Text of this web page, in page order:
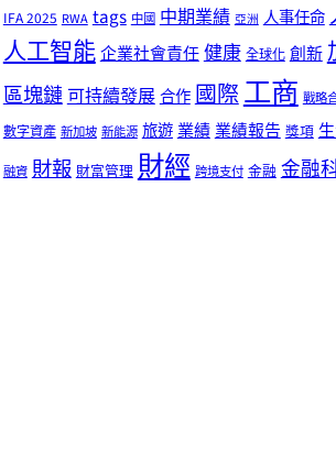
IFA 2025 RWA tags 中國 中期業績 亞洲 人事任命
人工智能企業社會責任健康 全球化 創新
區塊鏈可持續發展合作國際工商 戰略
數字資產 新加坡 新能源 旅遊業績業績報告 獎項
融資 財報 財富管理 財經 跨境支付 金融 金融